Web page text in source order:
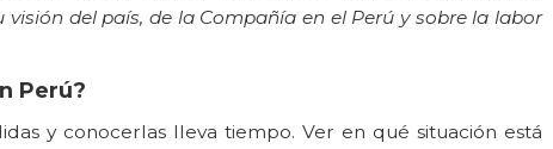
del país, de la Compañía en el Perú y sobre la labor
Perú?
y conocerlas lleva tiempo. Ver en qué situación está